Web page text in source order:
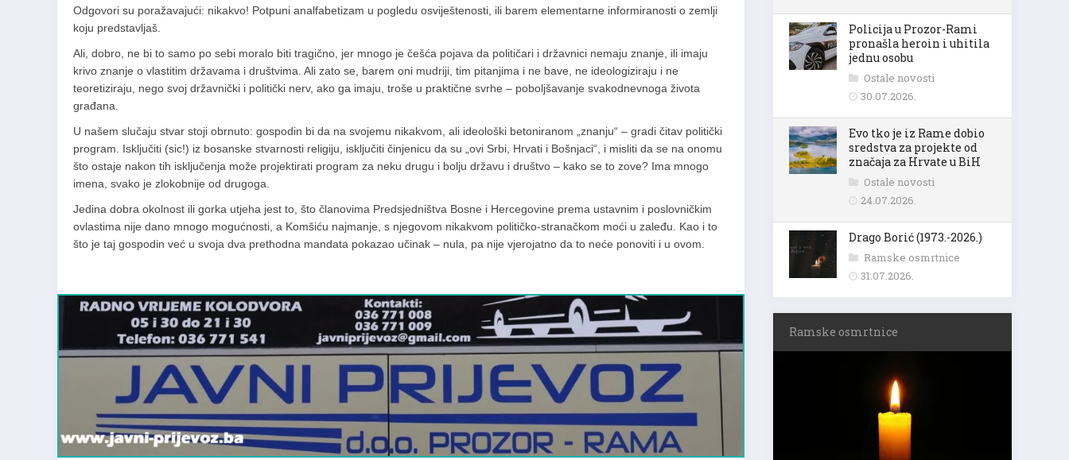
Odgovori su poražavajući: nikakvo! Potpuni analfabetizam u pogledu osviještenosti, ili barem elementarne informiranosti o zemlji
koju predstavljaš.
Ali, dobro, ne bi to samo po sebi moralo biti tragično, jer mnogo je češća pojava da političari i državnici nemaju znanje, ili imaju
krivo znanje o vlastitim državama i društvima. Ali zato se, barem oni mudriji, tim pitanjima i ne bave, ne ideologiziraju i ne
teoretiziraju, nego svoj državnički i politički nerv, ako ga imaju, troše u praktične svrhe – poboljšavanje svakodnevnoga života
građana.
U našem slučaju stvar stoji obrnuto: gospodin bi da na svojemu nikakvom, ali ideološki betoniranom „znanju“ – gradi čitav politički
program. Isključiti (sic!) iz bosanske stvarnosti religiju, isključiti činjenicu da su „ovi Srbi, Hrvati i Bošnjaci“, i misliti da se na onomu
što ostaje nakon tih isključenja može projektirati program za neku drugu i bolju državu i društvo – kako se to zove? Ima mnogo
imena, svako je zlokobnije od drugoga.
Jedina dobra okolnost ili gorka utjeha jest to, što članovima Predsjedništva Bosne i Hercegovine prema ustavnim i poslovničkim
ovlastima nije dano mnogo mogućnosti, a Komšiću najmanje, s njegovom nikakvom političko-stranačkom moći u zaleđu. Kao i to
što je taj gospodin već u svoja dva prethodna mandata pokazao učinak – nula, pa nije vjerojatno da to neće ponoviti i u ovom.
Policija u Prozor-Rami
pronašla heroin i uhitila
jednu osobu
Ostale novosti
30.07.2026.
Evo tko je iz Rame dobio
sredstva za projekte od
značaja za Hrvate u BiH
Ostale novosti
24.07.2026.
Drago Borić (1973.-2026.)
Ramske osmrtnice
31.07.2026.
Ramske osmrtnice